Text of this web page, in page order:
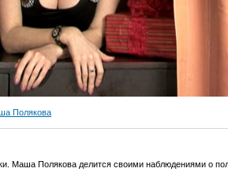
Полякова
Маша Полякова делится своими наблюдениями о